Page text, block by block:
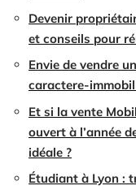
Devenir
et conseils pour
Envie de vendre
caractere-
Et si la vente
ouvert à l’année
idéale ?
Étudiant à Lyon :